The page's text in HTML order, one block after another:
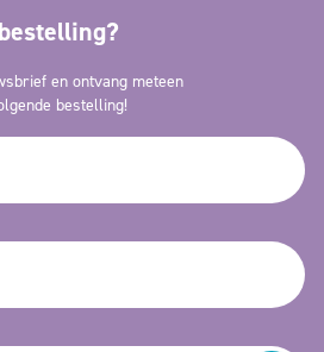
en ontvang meteen
bestelling!